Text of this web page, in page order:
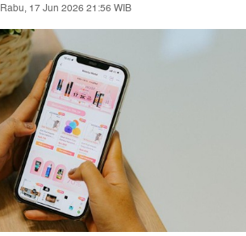
Rabu, 17 Jun 2026 21:56 WIB